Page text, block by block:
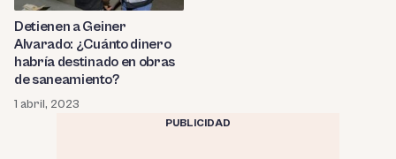
Detienen a Geiner
Alvarado: ¿Cuánto dinero
habría destinado en obras
de saneamiento?
1 abril, 2023
PUBLICIDAD